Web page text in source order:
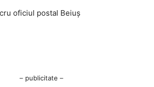
oficiul postal Beiuş
– publicitate –